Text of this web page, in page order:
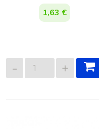
1,63 €